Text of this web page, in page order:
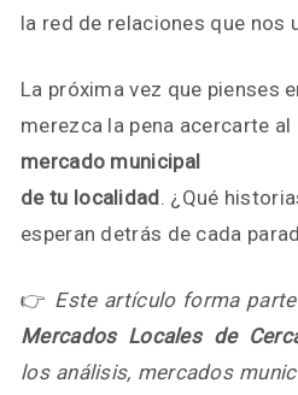
la red de relaciones que nos
La próxima vez que pienses
merezca la pena acercarte al
mercado municipal
de tu localidad. ¿Qué
esperan detrás de cada
👉 Este artículo forma
Mercados Locales de
los análisis, mercados